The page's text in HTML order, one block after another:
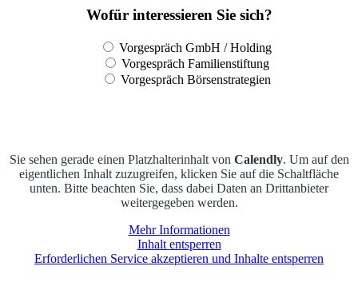
Wofür interessieren Sie sich?
Vorgespräch GmbH / Holding
Vorgespräch Familienstiftung
Vorgespräch Börsenstrategien
Sie sehen gerade einen Platzhalterinhalt von Calendly. Um auf den
eigentlichen Inhalt zuzugreifen, klicken Sie auf die Schaltfläche
unten. Bitte beachten Sie, dass dabei Daten an Drittanbieter
weitergegeben werden.
Mehr Informationen
Inhalt entsperren
Erforderlichen Service akzeptieren und Inhalte entsperren